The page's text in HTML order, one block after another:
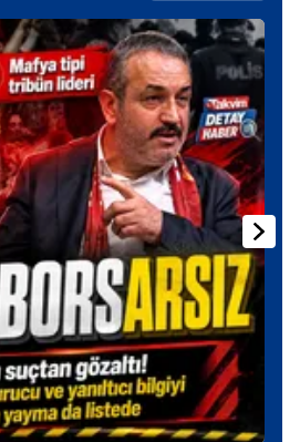
dahilinde kullanılacaktır.
aşağıda yer alan panel
Çerezlere ilişkin detaylı bilgi
Çerez Bilgilendirme
Korunması Kanunu uyarınca
Metnimizi okumak ve sitemizde
kullanılan çerezlerle ilgili bilgi
.